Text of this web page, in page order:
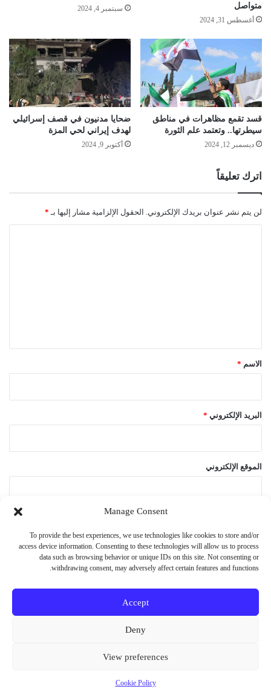
Manage Consent
To provide the best experiences, we use technologies like cookies to store and/or
access device information. Consenting to these technologies will allow us to process
data such as browsing behavior or unique IDs on this site. Not consenting or
withdrawing consent, may adversely affect certain features and functions.
Accept
Deny
View preferences
Cookie Policy
متواصل
أغسطس 31, 2024
سبتمبر 4, 2024
قسد تقمع مظاهرات في مناطق
سيطرتها.. وتعتمد علم الثورة
ديسمبر 12, 2024
ضحايا مدنيون في قصف إسرائيلي
لهدف إيراني لحي المزة
أكتوبر 9, 2024
اترك تعليقاً
لن يتم نشر عنوان بريدك الإلكتروني. الحقول الإلزامية مشار إليها بـ *
*الاسم *
البريد الإلكتروني *
الموقع الإلكتروني
احفظ اسمي، بريدي الإلكتروني، والموقع الإلكتروني في هذا المتصفح
لاستخدامها المرة المقبلة في تعليقي.
© حقوق النشر 2026، جميع الحقوق محفوظة